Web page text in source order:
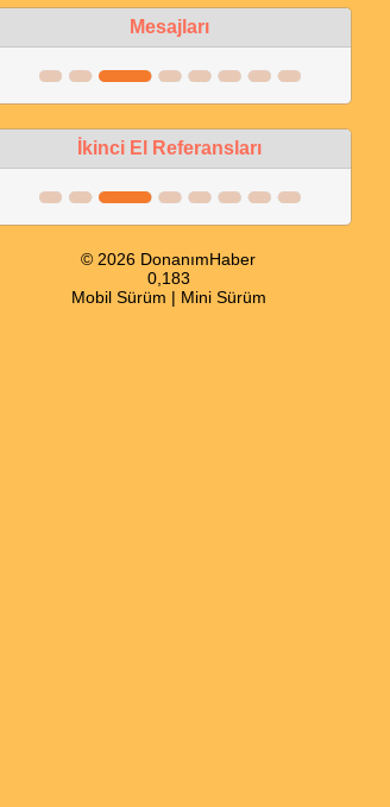
Mesajları
İkinci El Referansları
© 2026 DonanımHaber
0,183
Mobil Sürüm | Mini Sürüm